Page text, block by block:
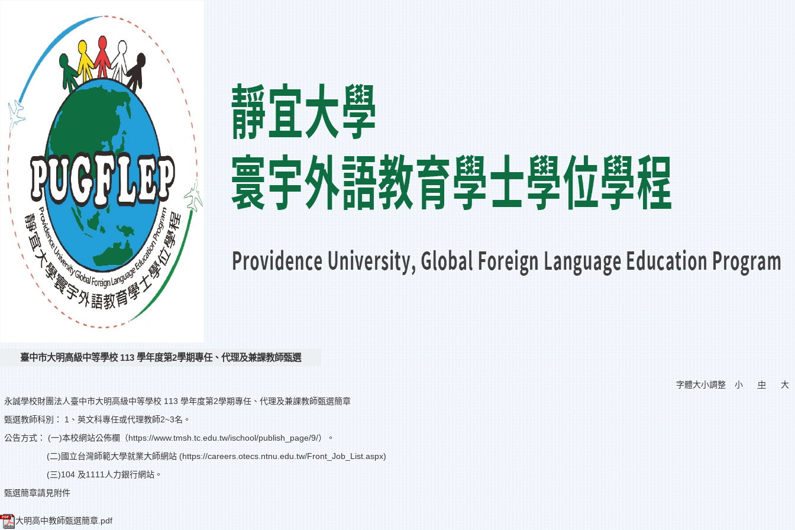
臺中市大明高級中等學校 113 學年度第2學期專任、代理及兼課教師甄選
字體大小調整 小 中
大
永誠學校財團法人臺中市大明高級中等學校 113 學年度第2學期專任、代理及兼課教師甄選簡章
甄選教師科別： 1、英文科專任或代理教師2~3名。
公告方式： (一)本校網站公佈欄（https://www.tmsh.tc.edu.tw/ischool/publish_page/9/）。
(二)國立台灣師範大學就業大師網站 (https://careers.otecs.ntnu.edu.tw/Front_Job_List.aspx)
(三)104 及1111人力銀行網站。
甄選簡章請見附件
大明高中教師甄選簡章.pdf